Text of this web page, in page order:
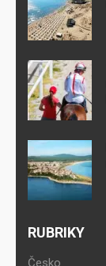
RUBRIKY
Česko